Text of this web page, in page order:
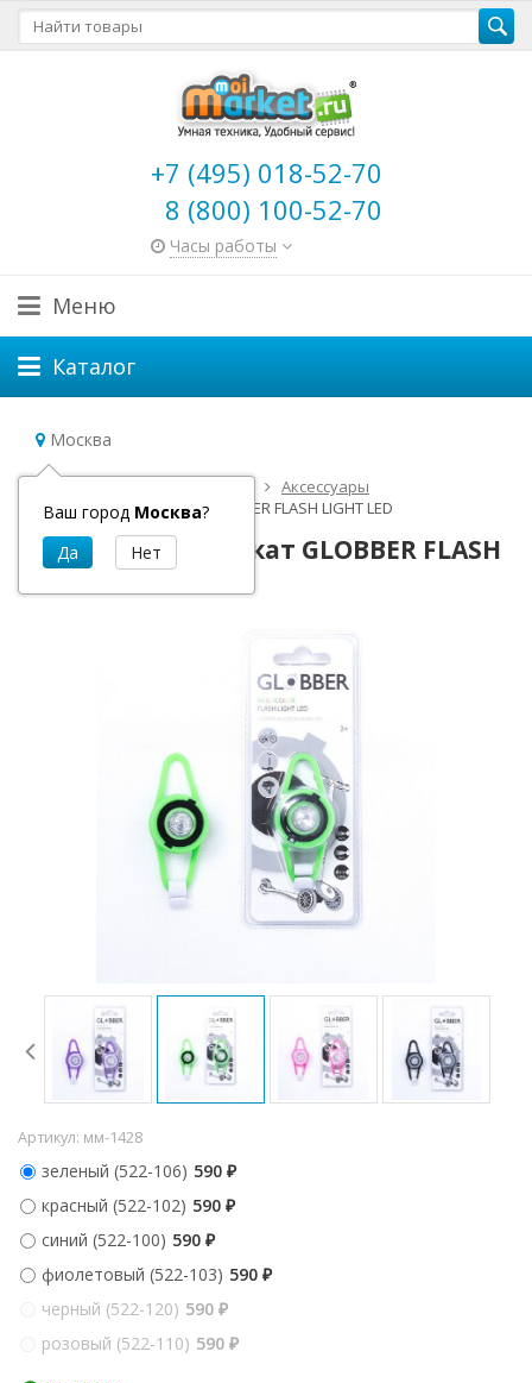
+7 (495) 018-52-70
8 (800) 100-52-70
Часы работы
Меню
Каталог
Москва
Ваш город Москва?
Главная Детский транспорт
Аксессуары
Фонарик на самокат GLOBBER FLASH LIGHT LED
Фонарик на самокат GLOBBER FLASH
LIGHT LED
Артикул: мм-1428
зеленый (522-106) 590 ₽
красный (522-102) 590 ₽
синий (522-100) 590 ₽
фиолетовый (522-103) 590 ₽
черный (522-120) 590 ₽
розовый (522-110) 590 ₽